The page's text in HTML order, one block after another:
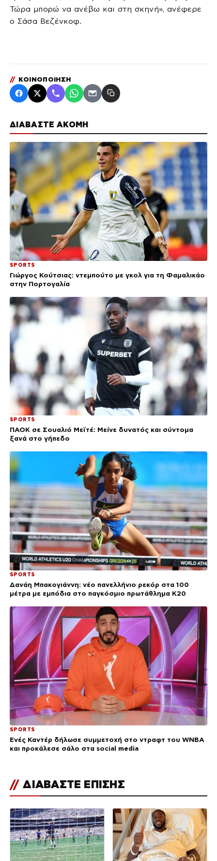
ΔΙΑΒΑΣΤΕ ΑΚΟΜΗ
SPORTS
Γιώργος Κούτσιας: ντεμπούτο με γκολ για τη Φαμαλικάο
στην Πορτογαλία
SPORTS
ΠΑΟΚ σε Σουαλιό Μεϊτέ: Μείνε δυνατός και σύντομα
ξανά στο γήπεδο
SPORTS
Δανάη Μπακογιάννη: νέο πανελλήνιο ρεκόρ στα 100
μέτρα με εμπόδια στο παγκόσμιο πρωτάθλημα Κ20
SPORTS
Ενές Καντέρ δήλωσε συμμετοχή στο ντραφτ του WNBA
και προκάλεσε σάλο στα social media
Τώρα μπορώ να ανέβω και στη σκηνή», ανέφερε
ο Σάσα Βεζένκοφ.
// ΚΟΙΝΟΠΟΙΗΣΗ
// ΔΙΑΒΑΣΤΕ ΕΠΙΣΗΣ